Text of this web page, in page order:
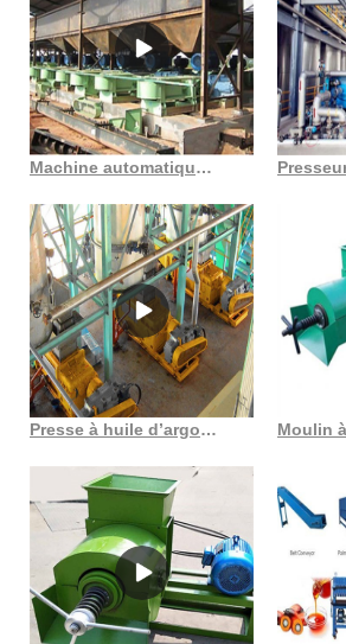
Machine automatique de presse à huile de noix de coco de palmiste au Costa Rica
Presse à huile d’argousier à froid, machine à huile de palmiste